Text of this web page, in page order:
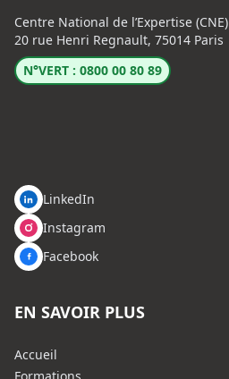
Centre National de l’Expertise (CNE)
20 rue Henri Regnault, 75014 Paris
N°VERT : 0800 00 80 89
LinkedIn
Instagram
Facebook
EN SAVOIR PLUS
Accueil